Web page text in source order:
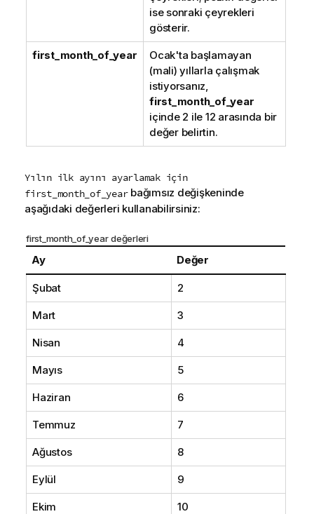
ise sonraki çeyrekleri
gösterir.
first_month_of_year
Ocak'ta başlamayan
(mali) yıllarla çalışmak
istiyorsanız,
first_month_of_year
içinde 2 ile 12 arasında bir
değer belirtin.
Yılın ilk ayını ayarlamak için
first_month_of_yearbağımsız değişkeninde
aşağıdaki değerleri kullanabilirsiniz:
first_month_of_year değerleri
Ay Değer
Şubat 2
Mart 3
Nisan 4
Mayıs 5
Haziran 6
Temmuz 7
Ağustos 8
Eylül 9
Ekim 10